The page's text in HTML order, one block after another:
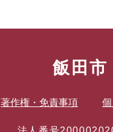
飯田市
著作権・免責事項